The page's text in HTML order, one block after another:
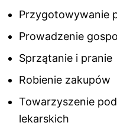
Przygotowywanie
Prowadzenie
Sprzątanie i pranie
Robienie zakupów
Towarzyszenie
lekarskich